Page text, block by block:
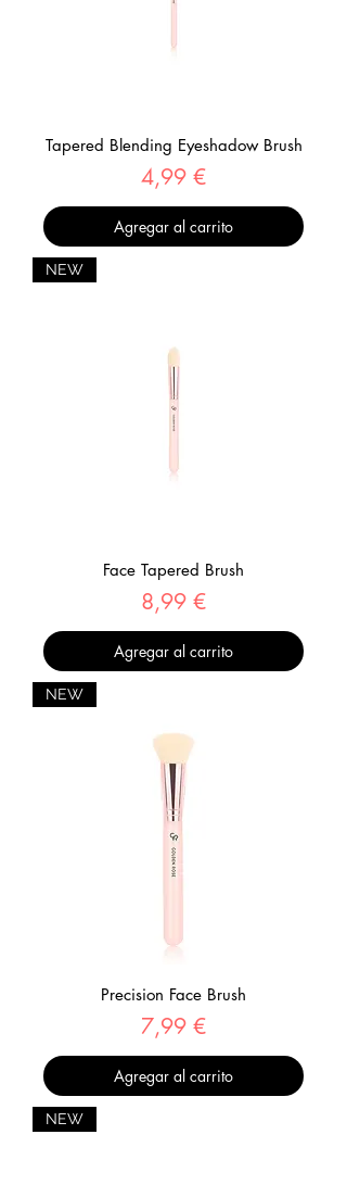
Tapered Blending Eyeshadow Brush
Precio
4,99 €
Agregar al carrito
NEW
Face Tapered Brush
Precio
8,99 €
Agregar al carrito
NEW
Precision Face Brush
Precio
7,99 €
Agregar al carrito
NEW